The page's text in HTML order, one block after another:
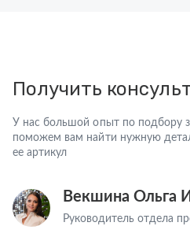
Получить
У нас большой опыт по подбору
поможем вам найти нужную
ее артикул
Векшина Ольга
Руководитель отдела